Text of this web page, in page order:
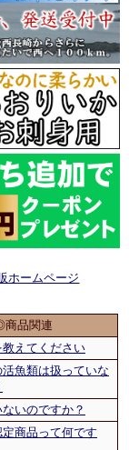
ホームページ
品関連
えてください
魚類は扱っていな
いのですか？
商品って何です